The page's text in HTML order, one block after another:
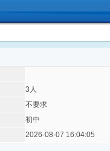
3人
不要求
初中
2026-08-07 16:04:05